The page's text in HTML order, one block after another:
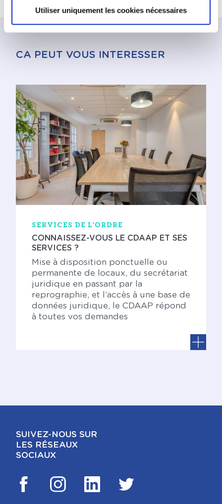
Utiliser uniquement les cookies nécessaires
CA PEUT VOUS INTERESSER
SERVICES DE L'ORDRE
CONNAISSEZ-VOUS LE CDAAP ET SES
SERVICES ?
Mise à disposition ponctuelle ou
permanente de locaux, du secrétariat
juridique en passant par la
reprographie, et l’accès à une base de
données juridique, le CDAAP répond
à toutes vos demandes
SUIVEZ-NOUS SUR
LES RÉSEAUX
SOCIAUX